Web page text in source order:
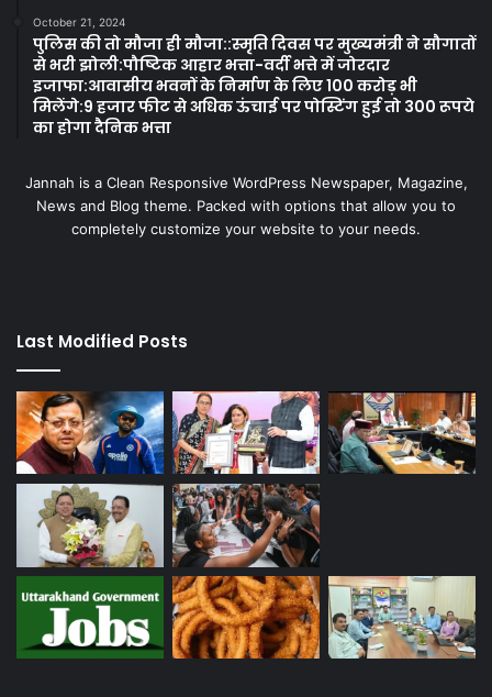
October 21, 2024
पुलिस की तो मौजा ही मौजा::स्मृति दिवस पर मुख्यमंत्री ने सौगातों
से भरी झोली:पौष्टिक आहार भत्ता-वर्दी भत्ते में जोरदार
इजाफा:आवासीय भवनों के निर्माण के लिए 100 करोड़ भी
मिलेंगे:9 हजार फीट से अधिक ऊंचाई पर पोस्टिंग हुई तो 300 रूपये
का होगा दैनिक भत्ता
Jannah is a Clean Responsive WordPress Newspaper, Magazine,
News and Blog theme. Packed with options that allow you to
completely customize your website to your needs.
Last Modified Posts